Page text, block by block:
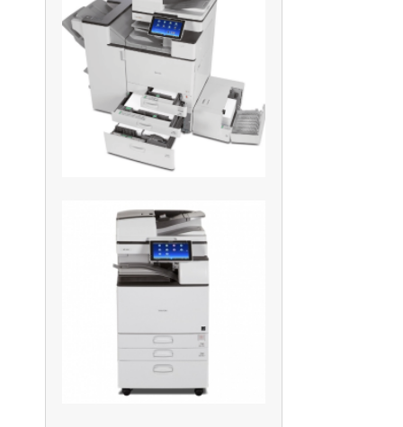
Đố bạn biết vì sao
chúng ta không thể
Những chức năng
trên máy photocopy
có thể bạn chưa biết